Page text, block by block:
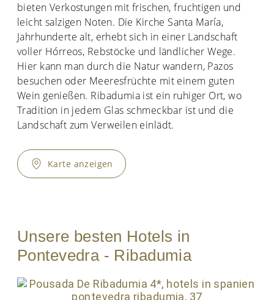
bieten Verkostungen mit frischen, fruchtigen und
leicht salzigen Noten. Die Kirche Santa María,
Jahrhunderte alt, erhebt sich in einer Landschaft
voller Hórreos, Rebstöcke und ländlicher Wege.
Hier kann man durch die Natur wandern, Pazos
besuchen oder Meeresfrüchte mit einem guten
Wein genießen. Ribadumia ist ein ruhiger Ort, wo
Tradition in jedem Glas schmeckbar ist und die
Landschaft zum Verweilen einlädt.
Karte anzeigen
Unsere besten Hotels in
Pontevedra - Ribadumia